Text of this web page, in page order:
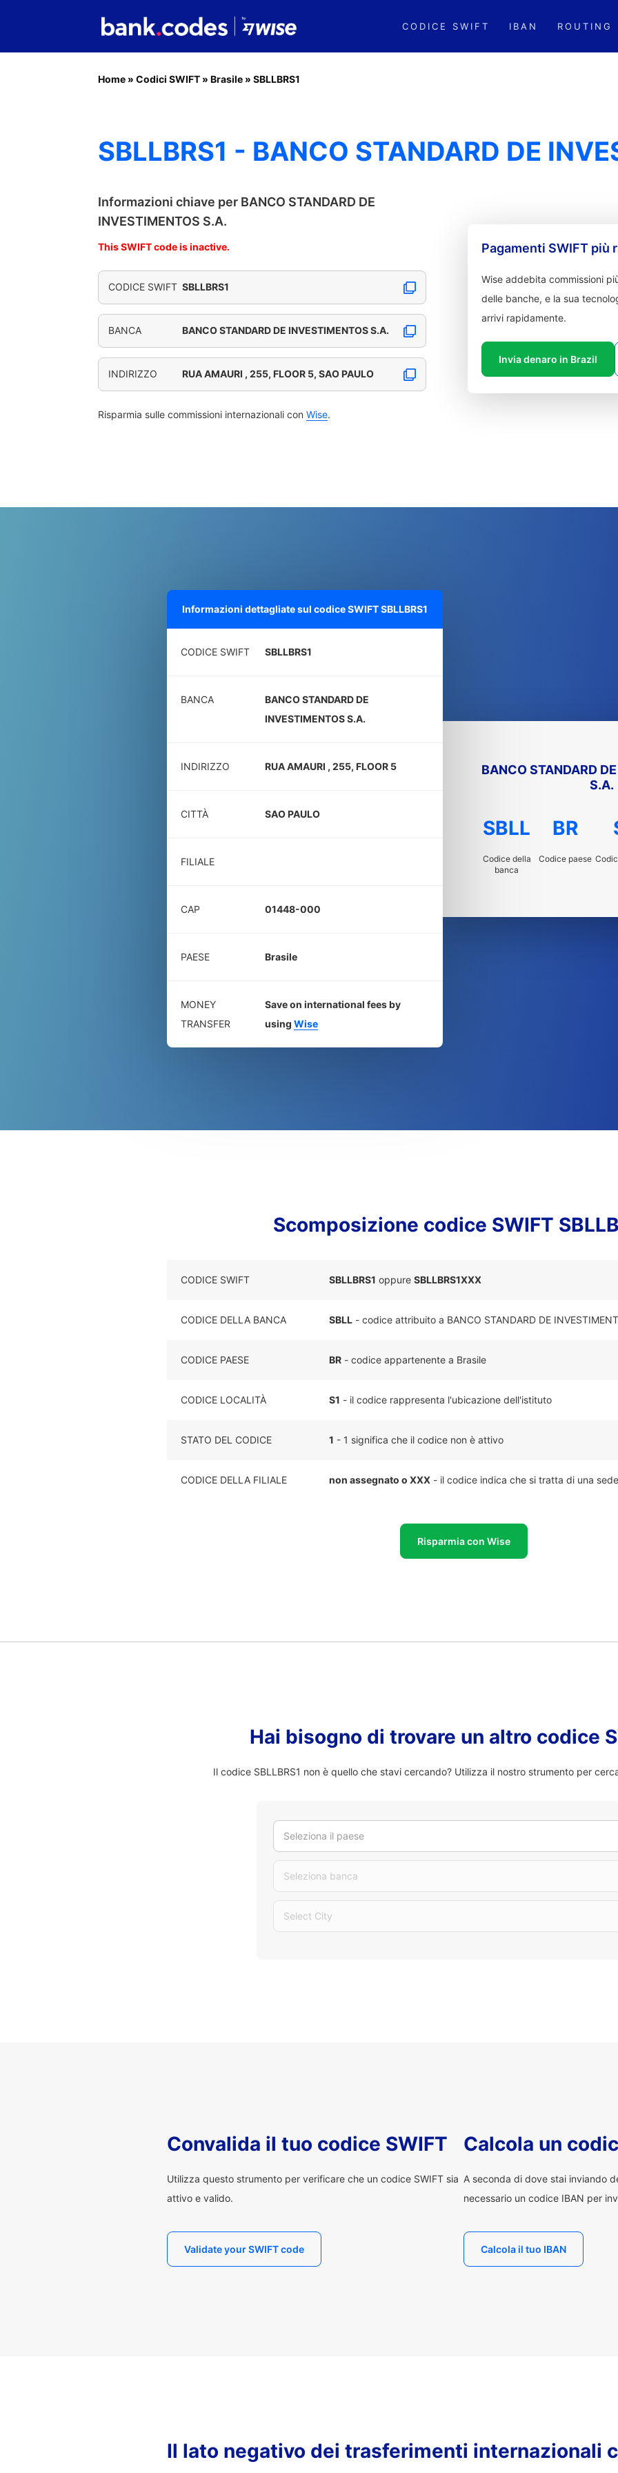
CODICE SWIFT IBAN ROUTING
Home » Codici SWIFT » Brasile » SBLLBRS1
SBLLBRS1 - BANCO STANDARD DE
Informazioni chiave per BANCO STANDARD DE
INVESTIMENTOS S.A.
This SWIFT code is inactive.
CODICE SWIFT SBLLBRS1
BANCA BANCO STANDARD DE INVESTIMENTOS S.A.
INDIRIZZO RUA AMAURI , 255, FLOOR 5, SAO PAULO
Risparmia sulle commissioni internazionali con Wise.
Pagamenti SWIFT più
Wise addebita commissioni
delle banche, e la sua
arrivi rapidamente.
Invia denaro in Brazil
Informazioni dettagliate sul codice SWIFTSBLLBRS1
CODICE SWIFT SBLLBRS1
BANCA
BANCO STANDARD DE
INVESTIMENTOS S.A.
INDIRIZZO RUA AMAURI , 255, FLOOR 5
CITTÀ SAO PAULO
FILIALE
CAP 01448-000
PAESE Brasile
MONEY
TRANSFER
Save on international fees by
using Wise
BANCO STANDARD
S.A.
SBLL
Codice della
banca
BR
Codice paese
Scomposizione codice SWIFT
CODICE SWIFT SBLLBRS1 oppure SBLLBRS1XXX
CODICE DELLA BANCA SBLL - codice attribuito a BANCO STANDARD DE
CODICE PAESE BR - codice appartenente a Brasile
CODICE LOCALITÀ S1 - il codice rappresenta l'ubicazione dell'istituto
STATO DEL CODICE 1 - 1 significa che il codice non è attivo
CODICE DELLA FILIALE non assegnato o XXX - il codice indica che si tratta di una
Risparmia con Wise
Hai bisogno di trovare un altro codice
Il codice SBLLBRS1 non è quello che stavi cercando? Utilizza il nostro strumento per
Seleziona il paese
Seleziona banca
Select City
Convalida il tuo codice SWIFT
Utilizza questo strumento per verificare che un codice SWIFT sia
attivo e valido.
Validate your SWIFT code
Calcola un
A seconda di dove stai inviando
necessario un codice IBAN per
Calcola il tuo IBAN
Il lato negativo dei trasferimenti internazionali